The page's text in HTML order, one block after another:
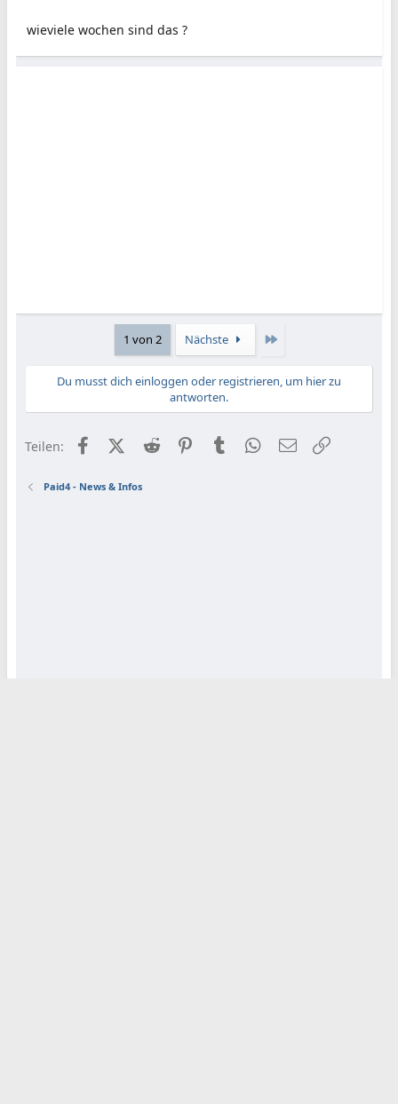
wieviele wochen sind das ?
1 von 2 Nächste
Du musst dich einloggen oder registrieren, um hier zu
antworten.
Teilen: FacebookX (Twitter)
Reddit PinterestTumblr WhatsApp
E-Mail
Paid4 - News & Infos